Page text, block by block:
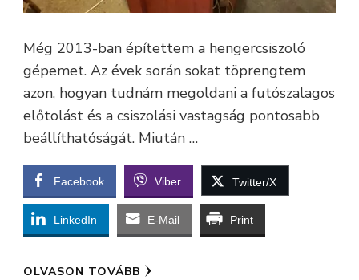
Még 2013-ban építettem a hengercsiszoló
gépemet. Az évek során sokat töprengtem
azon, hogyan tudnám megoldani a futószalagos
előtolást és a csiszolási vastagság pontosabb
beállíthatóságát. Miután …
Facebook Viber Twitter/X
LinkedIn E-Mail Print
OLVASON TOVÁBB